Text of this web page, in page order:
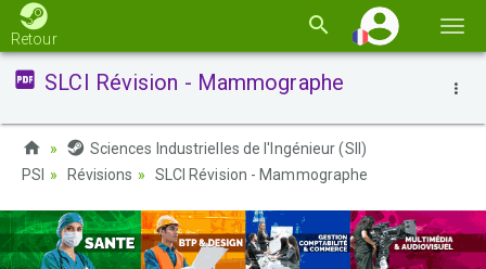
la
Retour
SLCI Révision - Mammographe
Sciences Industrielles de l'Ingénieur (SII)
PSI
Révisions SLCI Révision - Mammographe